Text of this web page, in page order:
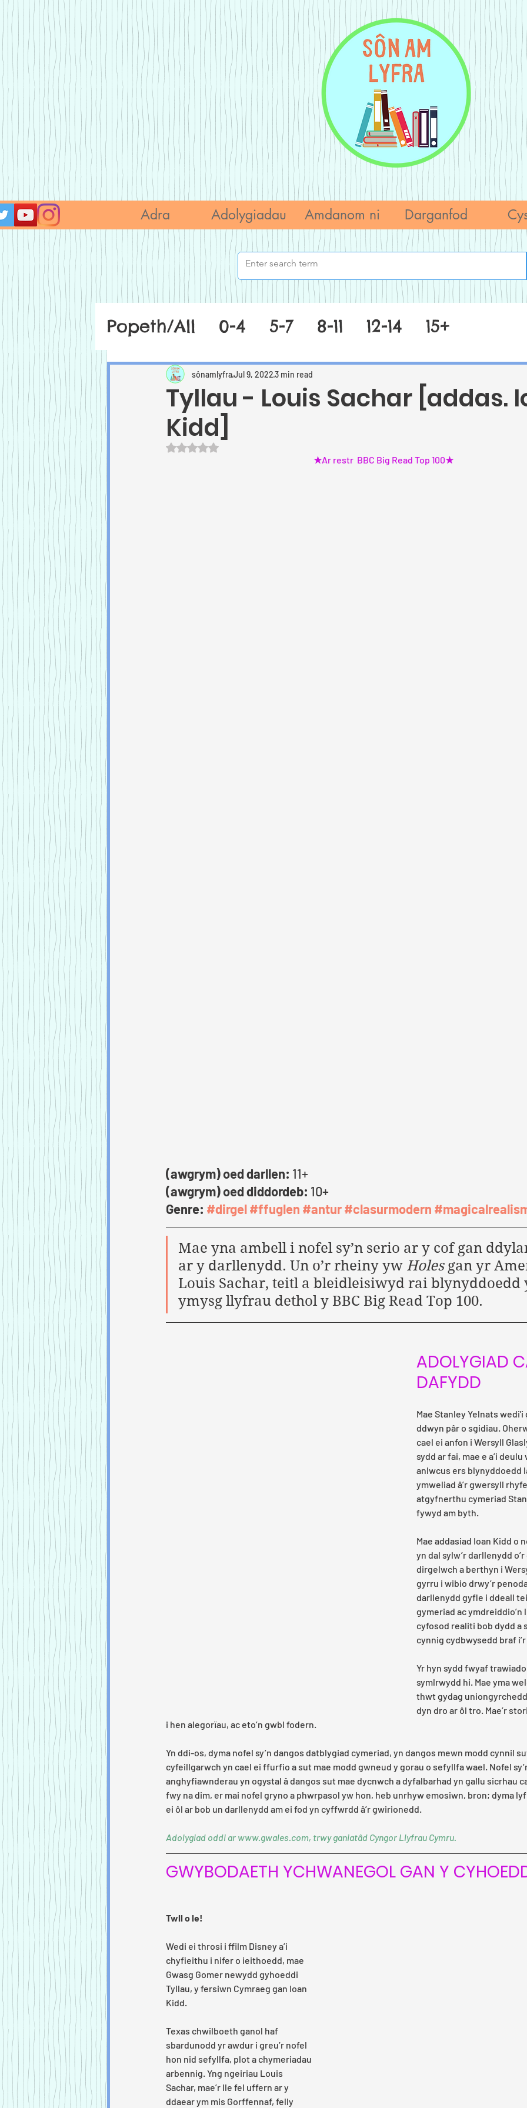
Adra Adolygiadau Amdanom ni Darganfod
Popeth/All 0-4 5-7 8-11 12-14 15+
Tyllau - Louis Sachar [addas.
Kidd]
sônamlyfraJul 9, 20223 min read
Rated NaN out of 5 stars.
★Ar restr  BBC Big Read Top 100★
(awgrym) oed darllen: 11+
(awgrym) oed diddordeb: 10+
Genre: #dirgel#ffuglen #antur#clasurmodern
Mae yna ambell i nofel sy’n serio ar y cof gan
ar y darllenydd. Un o’r rheiny yw Holes gan yr
Louis Sachar, teitl a bleidleisiwyd rai blynyddoedd
ymysg llyfrau dethol y BBC Big Read Top 100.
ADOLYGIAD
DAFYDD
Mae Stanley Yelnats
ddwyn pâr o sgidiau.
cael ei anfon i Wersyll
sydd ar fai, mae e a’i
anlwcus ers blynyddoedd
ymweliad â’r gwersyll
atgyfnerthu cymeriad
fywyd am byth.
Mae addasiad Ioan Kidd o
yn dal sylw’r darllenydd
dirgelwch a berthyn i
gyrru i wibio drwy’r
darllenydd gyfle i ddeall
gymeriad ac ymdreiddio’n
cyfosod realiti bob dydd a
cynnig cydbwysedd braf
Yr hyn sydd fwyaf
symlrwydd hi. Mae yma
thwt gydag
dyn dro ar ôl tro. Mae’r
i hen alegorïau, ac eto’n gwbl fodern.
Yn ddi-os, dyma nofel sy’n dangos datblygiad cymeriad, yn dangos mewn modd cynnil
cyfeillgarwch yn cael ei ffurfio a sut mae modd gwneud y gorau o sefyllfa wael. Nofel
anghyfiawnderau yn ogystal â dangos sut mae dycnwch a dyfalbarhad yn gallu sicrhau
fwy na dim, er mai nofel gryno a phwrpasol yw hon, heb unrhyw emosiwn, bron; dyma
ei ôl ar bob un darllenydd am ei fod yn cyffwrdd â’r gwirionedd.
Adolygiad oddi ar www.gwales.com, trwy ganiatâd Cyngor Llyfrau Cymru.
GWYBODAETH YCHWANEGOL GAN Y
Twll o le!
Wedi ei throsi i ffilm Disney a’i
chyfieithu i nifer o ieithoedd, mae
Gwasg Gomer newydd gyhoeddi
Tyllau, y fersiwn Cymraeg gan Ioan
Kidd.
Texas chwilboeth ganol haf
sbardunodd yr awdur i greu’r nofel
hon nid sefyllfa, plot a chymeriadau
arbennig. Yng ngeiriau Louis
Sachar, mae’r lle fel uffern ar y
ddaear ym mis Gorffennaf, felly